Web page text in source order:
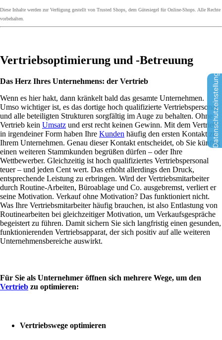
Diese Inhalte werden zur Verfügung gestellt von Trusted Shops, dem Gütesiegel für Online-Shops. Alle Rechte
vorbehalten.
Vertriebsoptimierung und -Betreuung
Das Herz Ihres Unternehmens: der Vertrieb
Wenn es hier hakt, dann kränkelt bald das gesamte Unternehmen.
Umso wichtiger ist, es das dortige hoch qualifizierte Vertriebspersonal
und alle beteiligten Strukturen sorgfältig im Auge zu behalten. Ohne
Vertrieb kein Umsatz und erst recht keinen Gewinn. Mit dem Vertrieb
in irgendeiner Form haben Ihre Kunden häufig den ersten Kontakt zu
Ihrem Unternehmen. Genau dieser Kontakt entscheidet, ob Sie künftig
einen weiteren Stammkunden begrüßen dürfen – oder Ihre
Wettbewerber. Gleichzeitig ist hoch qualifiziertes Vertriebspersonal
teuer – und jeden Cent wert. Das erhöht allerdings den Druck,
entsprechende Leistung zu erbringen. Wird der Vertriebsmitarbeiter
durch Routine-Arbeiten, Büroablage und Co. ausgebremst, verliert er
seine Motivation. Verkauf ohne Motivation? Das funktioniert nicht.
Was Ihre Vertriebsmitarbeiter häufig brauchen, ist also Entlastung von
Routinearbeiten bei gleichzeitiger Motivation, um Verkaufsgespräche
begeistert zu führen. Damit sichern Sie sich langfristig einen gesunden,
funktionierenden Vertriebsapparat, der sich positiv auf alle weiteren
Unternehmensbereiche auswirkt.
Für Sie als Unternehmer öffnen sich mehrere Wege, um den
Vertrieb zu optimieren:
Vertriebswege optimieren
Datenschutzeinstellungen